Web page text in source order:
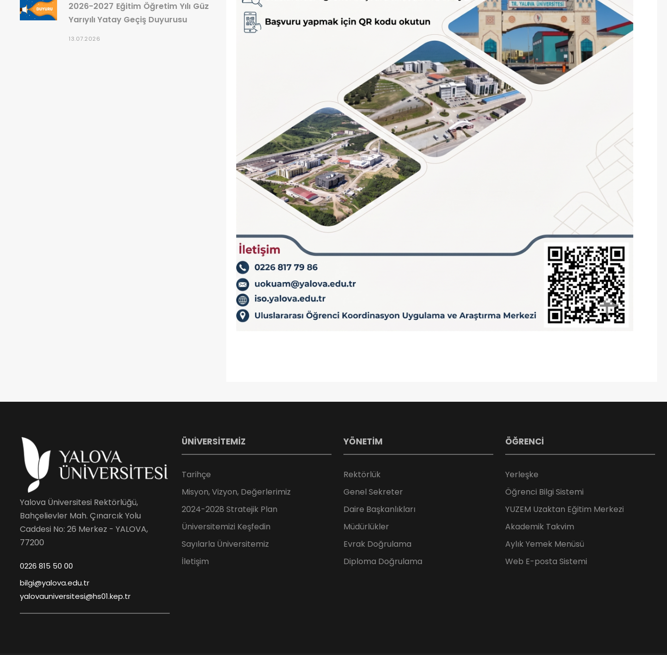
2026-2027 Eğitim Öğretim Yılı Güz
Yarıyılı Yatay Geçiş Duyurusu
13.07.2026
Yalova Üniversitesi Rektörlüğü,
Bahçelievler Mah. Çınarcık Yolu
Caddesi No: 26 Merkez - YALOVA,
77200
0226 815 50 00
bilgi@yalova.edu.tr
yalovauniversitesi@hs01.kep.tr
ÜNİVERSİTEMİZ
Tarihçe
Misyon, Vizyon, Değerlerimiz
2024-2028 Stratejik Plan
Üniversitemizi Keşfedin
Sayılarla Üniversitemiz
İletişim
YÖNETİM
Rektörlük
Genel Sekreter
Daire Başkanlıkları
Müdürlükler
Evrak Doğrulama
Diploma Doğrulama
ÖĞRENCİ
Yerleşke
Öğrenci Bilgi Sistemi
YUZEM Uzaktan Eğitim Merkezi
Akademik Takvim
Aylık Yemek Menüsü
Web E-posta Sistemi